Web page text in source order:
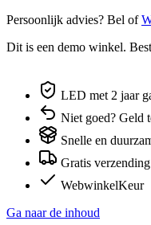
Persoonlijk advies? Bel of
Dit is een demo winkel.
LED met 2 jaar
Niet goed? Geld
Snelle en
Gratis
WebwinkelKeur
Ga naar de inhoud